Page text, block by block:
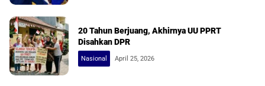
20 Tahun Berjuang, Akhirnya UU PPRT
Disahkan DPR
Nasional April 25, 2026